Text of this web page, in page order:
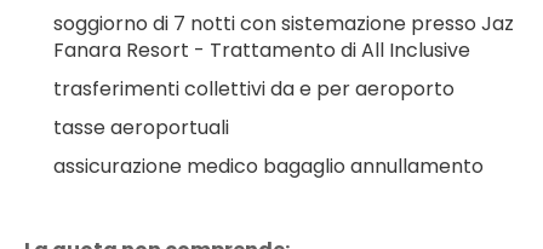
soggiorno di 7 notti con sistemazione presso Jaz
Fanara Resort - Trattamento di All Inclusive
trasferimenti collettivi da e per aeroporto
tasse aeroportuali
assicurazione medico bagaglio annullamento